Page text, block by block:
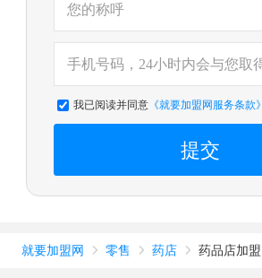
我已阅读并同意《就要加盟网服务条款》
提交
就要加盟网  零售  药店  药品店加盟